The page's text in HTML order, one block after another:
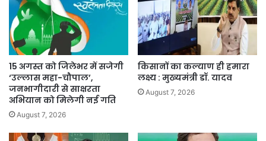
15 अगस्त को जिलेभर में सजेगी
‘उल्लास महा-चौपाल’,
जनभागीदारी से साक्षरता
अभियान को मिलेगी नई गति
August 7, 2026
किसानों का कल्याण ही हमारा
लक्ष्य : मुख्यमंत्री डॉ. यादव
August 7, 2026